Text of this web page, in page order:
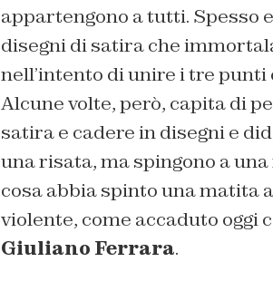
appartengono a tutti. Spesso
disegni di satira che
nell’intento di unire i tre punti
Alcune volte, però, capita di
satira e cadere in disegni e
una risata, ma spingono a
cosa abbia spinto una matita
violente, come accaduto oggi
Giuliano Ferrara.